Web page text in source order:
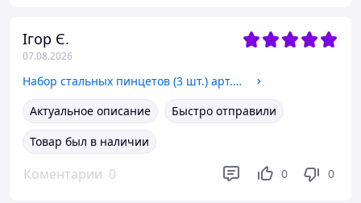
Ігор Є.
07.08.2026
Набор стальных пинцетов (3 шт.) арт. 03410
Актуальное описание
Быстро отправили
Товар был в наличии
Коментарии 0 0 0